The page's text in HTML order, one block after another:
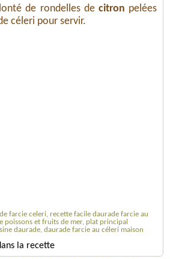
de rondelles de citron pelées
céleri pour servir.
farcie celeri, recette facile daurade farcie au
poissons et fruits de mer, plat principal
daurade, daurade farcie au céleri maison
la recette